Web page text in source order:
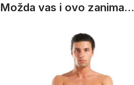
Možda vas i ovo zanima...